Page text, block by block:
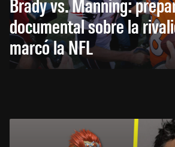
documental sobre la
marcó la NFL